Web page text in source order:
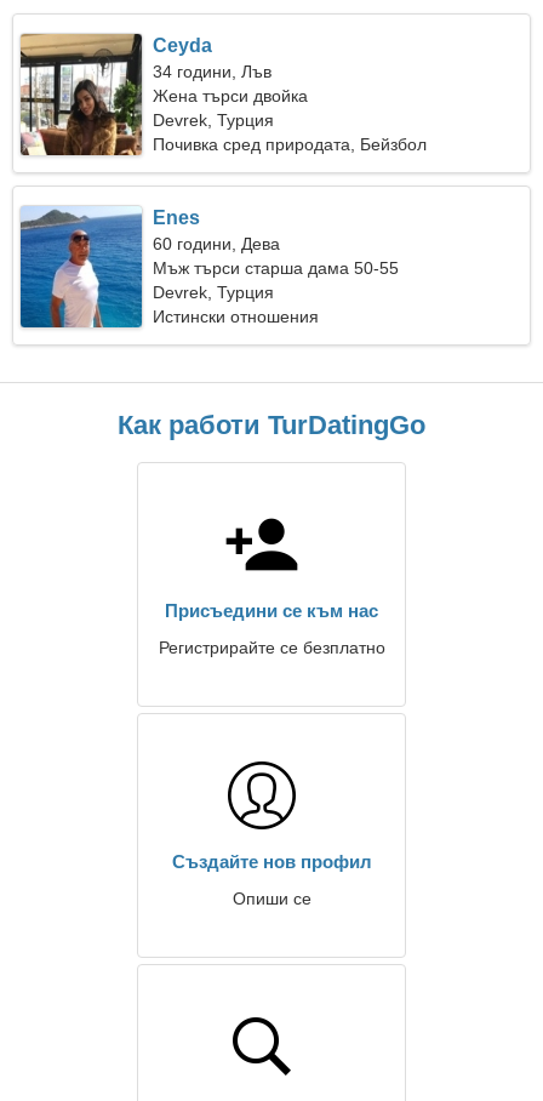
Ceyda
34 години, Лъв
Жена търси двойка
Devrek, Турция
Почивка сред природата, Бейзбол
Enes
60 години, Дева
Мъж търси старша дама 50-55
Devrek, Турция
Истински отношения
Как работи TurDatingGo
Присъедини се към нас
Регистрирайте се безплатно
Създайте нов профил
Опиши се